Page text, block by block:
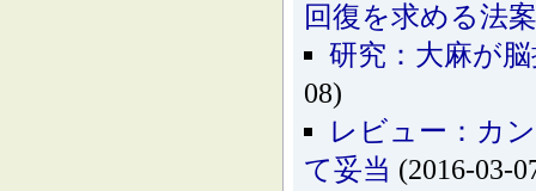
回復を求める法
研究：大麻が
08)
レビュー：カ
て妥当 (2016-03-